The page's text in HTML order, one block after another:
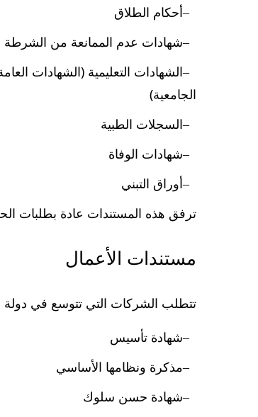
أحكام الطلاق
شهادات عدم الممانعة من الشرطة
الشهادات التعليمية (الشهادات
الجامعية)
السجلات الطبية
شهادات الوفاة
أوراق التبني
ترفق هذه المستندات عادة بطلبات
مستندات الأعمال
تتطلب الشركات التي تتوسع في دولة
شهادة تأسيس
مذكرة ونظامها الأساسي
شهادة حسن سلوك